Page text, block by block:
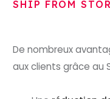
SHIP FROM
De nombreux
aux clients grâce au